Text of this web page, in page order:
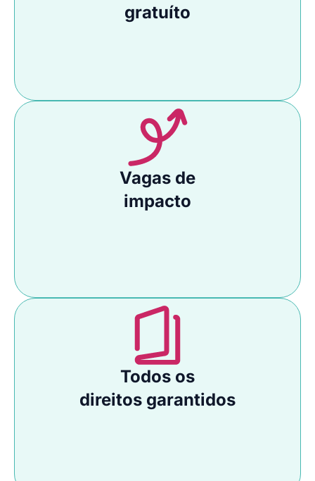
gratuíto
Vagas de
impacto
Todos os
direitos garantidos